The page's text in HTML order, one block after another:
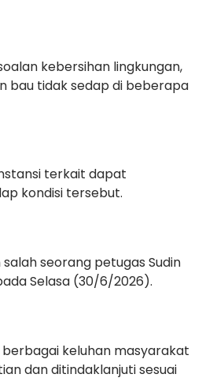
kebersihan lingkungan,
bau tidak sedap di beberapa
terkait dapat
kondisi tersebut.
seorang petugas Sudin
Selasa (30/6/2026).
keluhan masyarakat
dan ditindaklanjuti sesuai